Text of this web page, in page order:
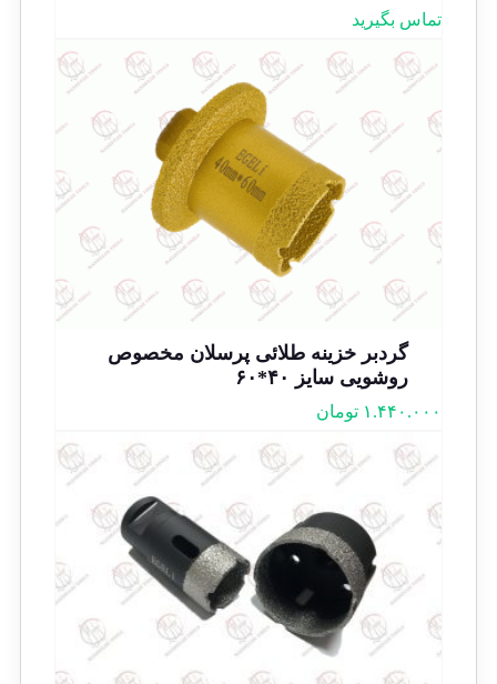
تماس بگیرید
گردبر خزینه طلائی پرسلان مخصوص
روشویی سایز ۴۰*۶۰
۱.۴۴۰.۰۰۰ تومان